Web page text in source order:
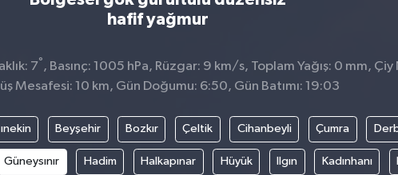
hafif yağmur
7° , Basınç: 1005 hPa, Rüzgar: 9 km/s, Toplam Yağış: 0 mm, Çiy
Mesafesi: 10 km, Gün Doğumu: 6:50, Gün Batımı: 19:03
Beyşehir Bozkır Çeltik Cihanbeyli Çumra
Güneysınır Hadim Halkapınar Hüyük Ilgın Kadınhanı